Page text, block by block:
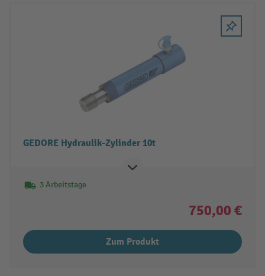
GEDORE Hydraulik-Zylinder 10t
3 Arbeitstage
750,00 €
Zum Produkt